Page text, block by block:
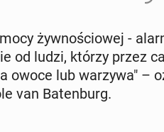
żyw­no­ścio­wej -
od ludzi, którzy przez
owoce lub warzywa" –
van Ba­ten­burg.